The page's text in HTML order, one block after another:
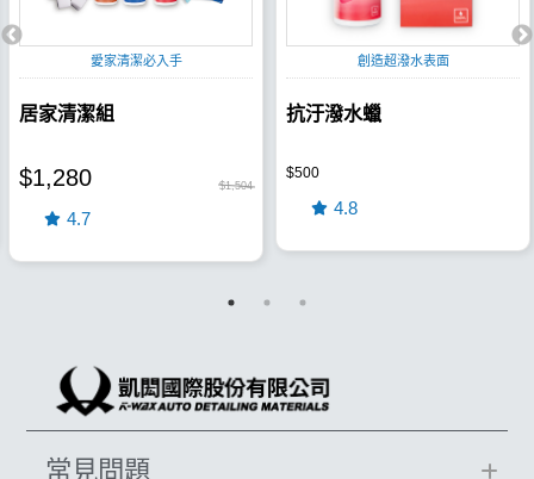
愛家清潔必入手
居家清潔組
$1,280 $1,504
4.7
創造超潑水表面
抗汙潑水蠟
$500
4.8
常見問題